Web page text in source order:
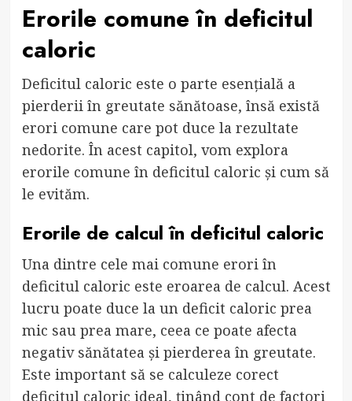
Erorile comune în deficitul
caloric
Deficitul caloric este o parte esențială a
pierderii în greutate sănătoase, însă există
erori comune care pot duce la rezultate
nedorite. În acest capitol, vom explora
erorile comune în deficitul caloric și cum să
le evităm.
Erorile de calcul în deficitul caloric
Una dintre cele mai comune erori în
deficitul caloric este eroarea de calcul. Acest
lucru poate duce la un deficit caloric prea
mic sau prea mare, ceea ce poate afecta
negativ sănătatea și pierderea în greutate.
Este important să se calculeze corect
deficitul caloric ideal, ținând cont de factori